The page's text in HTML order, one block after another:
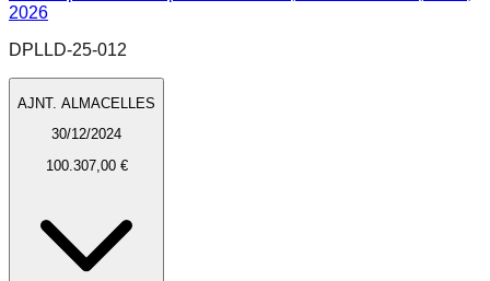
2026
DPLLD-25-012
AJNT. ALMACELLES
30/12/2024
100.307,00 €